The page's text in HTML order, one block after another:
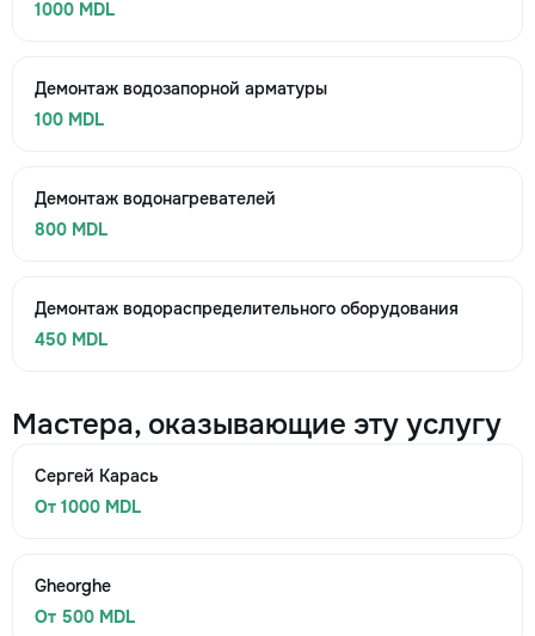
1000 MDL
Демонтаж водозапорной арматуры
100 MDL
Демонтаж водонагревателей
800 MDL
Демонтаж водораспределительного оборудования
450 MDL
Мастера, оказывающие эту услугу
Сергей Карась
От 1000 MDL
Gheorghe
От 500 MDL